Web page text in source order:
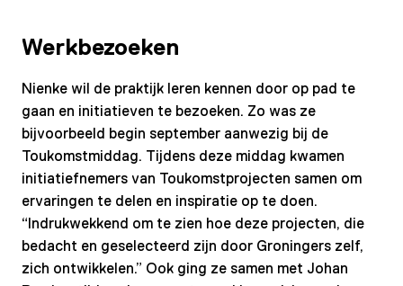
Werkbezoeken
Nienke wil de praktijk leren kennen door op pad te
gaan en initiatieven te bezoeken. Zo was ze
bijvoorbeeld begin september aanwezig bij de
Toukomstmiddag. Tijdens deze middag kwamen
initiatiefnemers van Toukomstprojecten samen om
ervaringen te delen en inspiratie op te doen.
“Indrukwekkend om te zien hoe deze projecten, die
bedacht en geselecteerd zijn door Groningers zelf,
zich ontwikkelen.” Ook ging ze samen met Johan